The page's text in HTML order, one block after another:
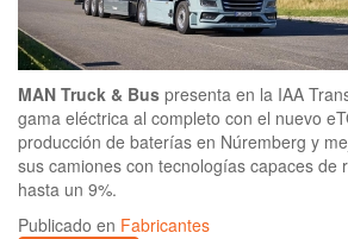
MAN Truck & Bus presenta en la IAA
gama eléctrica al completo con el nuevo
producción de baterías en Núremberg y
sus camiones con tecnologías capaces de
hasta un 9%.
Publicado en Fabricantes